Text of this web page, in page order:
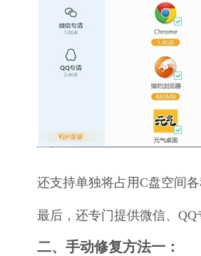
还支持单独将占用C盘空间
最后，还专门提供微信、
二、手动修复方法一：